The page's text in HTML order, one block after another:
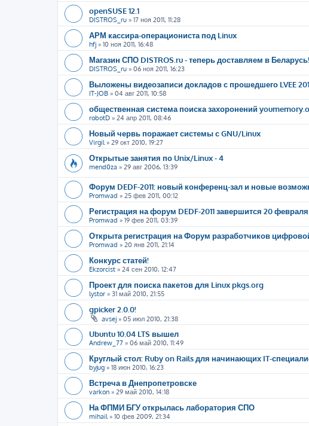
openSUSE 12.1
DISTROS_ru » 17 ноя 2011, 11:28
АРМ кассира-операциониста под Linux
hfj » 10 ноя 2011, 16:48
Магазин СПО DISTROS.ru - теперь доставляем в Беларусь!
DISTROS_ru » 06 ноя 2011, 16:23
Выложены видеозаписи докладов с прошедшего LVEE
IT-JOB » 04 авг 2011, 10:58
общественная система поиска захоронений
robotD » 24 апр 2011, 08:46
Новый червь поражает системы с GNU/Linux
Virgil» 29 окт 2010, 19:27
Открытые занятия по Unix/Linux - 4
mend0za » 29 авг 2006, 13:39
Форум DEDF-2011: новый конференц-зал и новые
Promwad » 25 фев 2011, 00:12
Регистрация на форум DEDF-2011 завершится 20 февраля
Promwad » 19 фев 2011, 03:39
Открыта регистрация на Форум разработчиков
Promwad » 20 янв 2011, 21:14
Конкурс статей!
Ekzorcist » 24 сен 2010, 12:47
Проект для поиска пакетов для Linux pkgs.org
lystor » 31 май 2010, 21:55
gpicker 2.0.0!
avsej » 05 июл 2010, 21:38
Ubuntu 10.04 LTS вышел
Andrew_77 » 06 май 2010, 11:49
Круглый стол: Ruby on Rails для начинающих IT-
byjug » 18 июн 2010, 16:23
Встреча в Днепропетровске
varkon » 29 май 2010, 14:18
На ФПМИ БГУ открылась лаборатория СПО
mihail» 10 фев 2009, 21:34